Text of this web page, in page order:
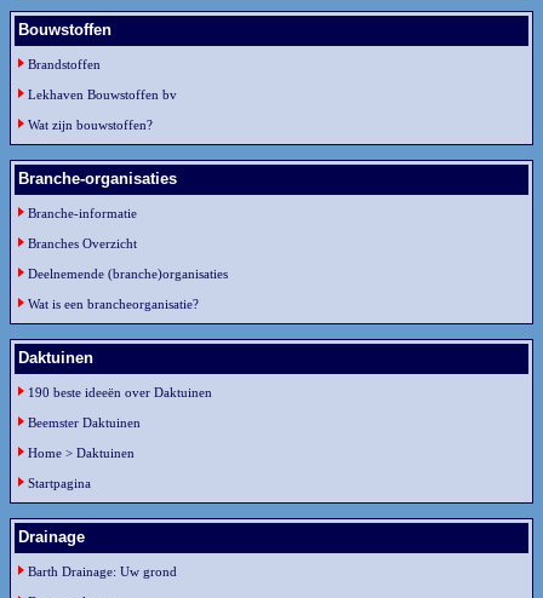
Bouwstoffen
Brandstoffen
Lekhaven Bouwstoffen bv
Wat zijn bouwstoffen?
Branche-organisaties
Branche-informatie
Branches Overzicht
Deelnemende (branche)organisaties
Wat is een brancheorganisatie?
Daktuinen
190 beste ideeën over Daktuinen
Beemster Daktuinen
Home > Daktuinen
Startpagina
Drainage
Barth Drainage: Uw grond